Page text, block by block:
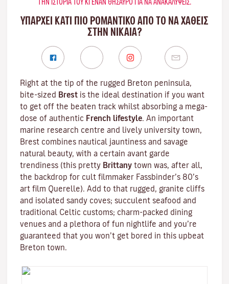
ΤΗΝ ΙΣΤΟΡΊΑ ΤΟΥ ΚΙ ΈΝΑΝ ΘΗΣΑΥΡΌ ΓΙΑ ΝΑ ΑΝΑΚΑΛΎΨΕΙΣ.
ΥΠΑΡΧΕΙ ΚΑΤΙ ΠΙΟ ΡΟΜΑΝΤΙΚΟ ΑΠΟ ΤΟ ΝΑ ΧΑΘΕΙΣ
ΣΤΗΝ ΝΊΚΑΙΑ?
Right at the tip of the rugged Breton peninsula,
bite-sized Brest is the ideal destination if you want
to get off the beaten track whilst absorbing a mega-
dose of authentic French lifestyle. An important
marine research centre and lively university town,
Brest combines nautical jauntiness and savage
natural beauty, with a certain avant garde
trendiness (this pretty Brittany town was, after all,
the backdrop for cult filmmaker Fassbinder’s 80’s
art film Querelle). Add to that rugged, granite cliffs
and isolated sandy coves; succulent seafood and
traditional Celtic customs; charm-packed dining
venues and a plethora of fun nightlife and you’re
guaranteed that you won’t get bored in this upbeat
Breton town.